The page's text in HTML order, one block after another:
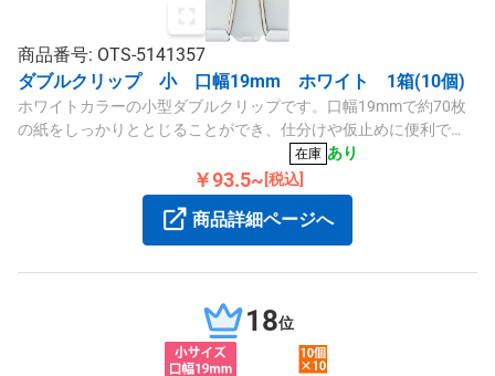
商品番号: OTS-5141357
ダブルクリップ 小 口幅19mm ホワイト 1箱(10個)
ホワイトカラーの小型ダブルクリップです。口幅19mmで約70枚
の紙をしっかりととじることができ、仕分けや仮止めに便利で
す。10個入りのセットで、スタンダードシリーズに属します。
在庫 あり
￥93.5~ [税込]
商品詳細ページへ
18位